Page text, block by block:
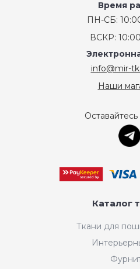
Время
ПН-СБ:
ВСКР:
info@mir-
Наши
Оставайтесь
Каталог
Ткани для